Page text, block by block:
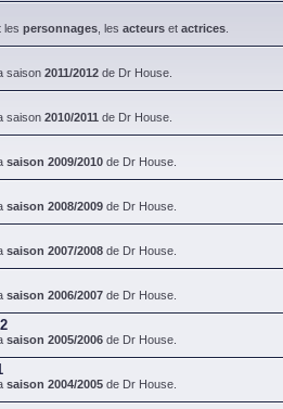
les personnages , les acteurs et actrices
saison 2011/2012 de Dr House.
saison 2010/2011 de Dr House.
saison 2009/2010 de Dr House.
saison 2008/2009 de Dr House.
saison 2007/2008 de Dr House.
saison 2006/2007 de Dr House.
saison 2005/2006 de Dr House.
saison 2004/2005 de Dr House.